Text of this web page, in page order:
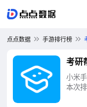
点点数据 手游排行榜
考研
小米
本次
真题